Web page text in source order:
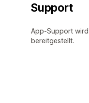
Support
App-Support
bereitgestellt.